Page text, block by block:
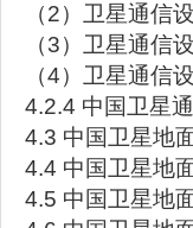
（2）卫星通信
（3）卫星通信
（4）卫星通信
4.2.4 中国卫星
4.3 中国卫星地
4.4 中国卫星地
4.5 中国卫星地